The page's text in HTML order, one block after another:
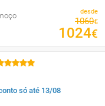
desde
1060€
1024€
só até 13/08